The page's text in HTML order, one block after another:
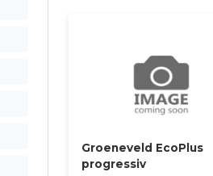
Groeneveld EcoPlus
progressiv